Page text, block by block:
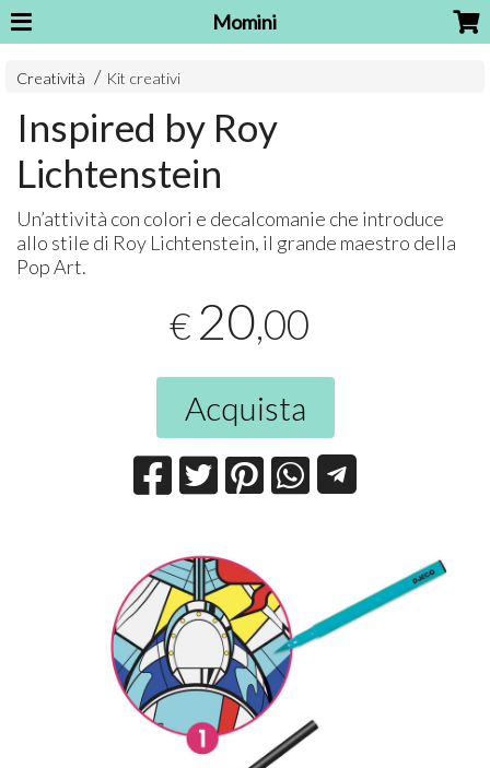
Momini
Creatività Kit creativi
Inspired by Roy
Lichtenstein
Un’attività con colori e decalcomanie che introduce
allo stile di Roy Lichtenstein, il grande maestro della
Pop Art.
€ 20,00
Acquista